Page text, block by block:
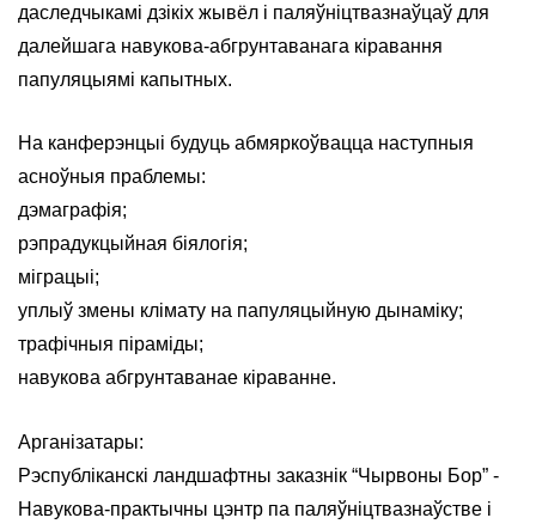
даследчыкамі дзікіх жывёл і паляўніцтвазнаўцаў для
далейшага навукова-абгрунтаванага кіравання
папуляцыямі капытных.
На канферэнцыі будуць абмяркоўвацца наступныя
асноўныя праблемы:
дэмаграфія;
рэпрадукцыйная біялогія;
міграцыі;
уплыў змены клімату на папуляцыйную дынаміку;
трафічныя піраміды;
навукова абгрунтаванае кіраванне.
Арганізатары:
Рэспубліканскі ландшафтны заказнік “Чырвоны Бор” -
Навукова-практычны цэнтр па паляўніцтвазнаўстве і